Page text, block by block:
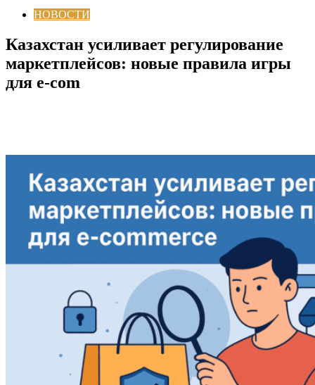
НОВОСТИ
Казахстан усиливает регулирование
маркетплейсов: новые правила игры
для e‑com